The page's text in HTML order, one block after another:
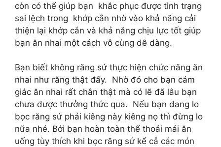
còn có thể giúp bạn khắc phục được tình trạng
sai lệch trong khớp cắn nhờ vào khả năng cải
thiện lại khớp cắn và khả năng chịu lực tốt giúp
bạn ăn nhai một cách vô cùng dễ dàng.
Bạn biết không răng sứ thực hiện chức năng ăn
nhai như răng thật đấy. Nhờ đó cho bạn cảm
giác ăn nhai rất chân thật mà có lẽ đã lâu bạn
chưa được thưởng thức qua. Nếu bạn đang lo
bọc răng sứ phải kiêng này kiêng nọ thì đừng lo
nữa nhé. Bởi bạn hoàn toàn thể thoải mái ăn
uống tùy thích khi bọc răng sứ kể cả các món